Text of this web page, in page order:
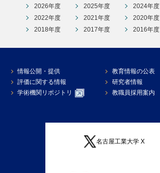
2026年度 2025年度 2024年度
2022年度
2021年度 2020年度
2018年度
2017年度 2016年度
情報公開・提供
教育情報の公表
評価に関する情報
研究者情報
学術機関リポジトリ
教職員採用案内
名古屋工業大学 X